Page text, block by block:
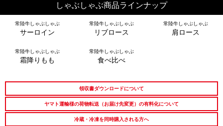
出産内祝い 結婚内祝い 法事・香典返し
LINEギフト ふるさと納税
しゃぶしゃぶ商品ラインナップ
常陸牛しゃぶしゃぶ
サーロイン
常陸牛しゃぶしゃぶ
リブロース
常陸牛しゃぶしゃぶ
肩ロース
常陸牛しゃぶしゃぶ
霜降りもも
常陸牛しゃぶしゃぶ
食べ比べ
領収書ダウンロードについて
ヤマト運輸様の荷物転送（お届け先変更）の有料化について
冷蔵・冷凍を同時購入される方へ